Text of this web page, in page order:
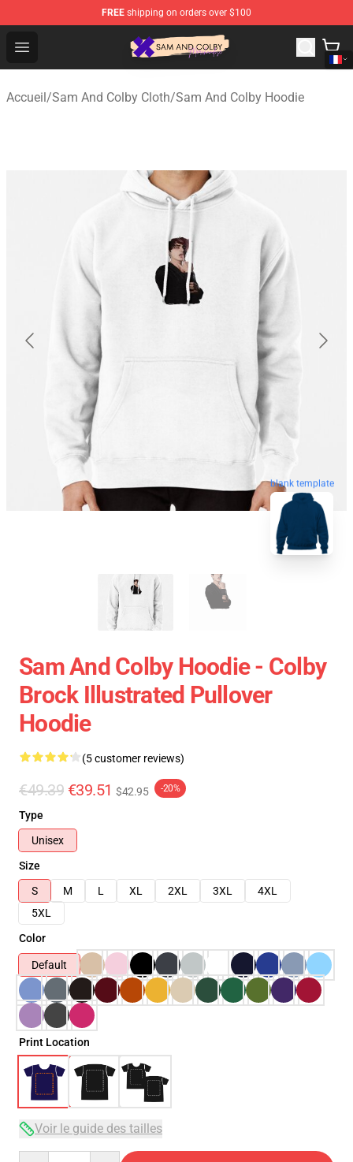
FREE shipping on orders over $100
Open menu
Sam And Colby Shop - Official Sam And Colby
Accueil/Sam And Colby Cloth/Sam And Colby Hoodie
blank template
Sam And Colby Hoodie - Colby
Brock Illustrated Pullover
Hoodie
(5 customer reviews)
€49.39 €39.51 $42.95 -20%
Type
Unisex
Size
S
M L XL 2XL 3XL
4XL
5XL
Color
Default
Print Location
Voir le guide des tailles